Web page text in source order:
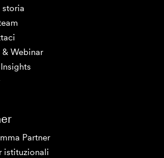
storia
& Webinar
Partner
istituzionali